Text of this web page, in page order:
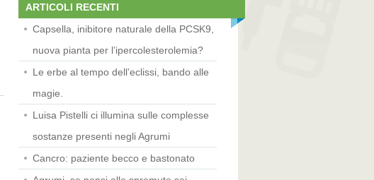
ARTICOLI RECENTI
Capsella, inibitore naturale della PCSK9,
nuova pianta per l’ipercolesterolemia?
Le erbe al tempo dell’eclissi, bando alle
magie.
Luisa Pistelli ci illumina sulle complesse
sostanze presenti negli Agrumi
Cancro: paziente becco e bastonato